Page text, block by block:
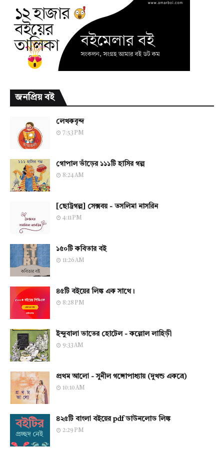
জনপ্রিয় বই
লেখকবৃন্দ
7:53 PM
গোপাল ভাঁড়ের ১১১টি হাসির গল্প
8:24 AM
[ছোট্টগল্প] সেক্সবয় - তসলিমা নাসরিন
4:11 PM
১৫০টি কবিতার বই
11:26 AM
৪৫টি বইয়ের লিঙ্ক এক সাথে।
8:28 PM
ইন্দুবালা ভাতের হোটেল - কল্লোল লাহিড়ী
9:33 AM
প্রথম আলো - সুনীল গঙ্গোপাধ্যায় (দুখন্ড একত্রে)
10:10 AM
৪২৫টি বাংলা বইয়ের pdf ডাউনলোড লিঙ্ক
2:29 PM